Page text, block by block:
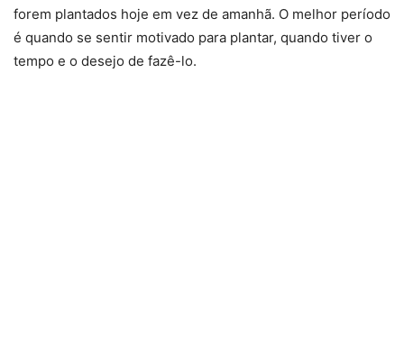
forem plantados hoje em vez de amanhã. O melhor período
é quando se sentir motivado para plantar, quando tiver o
tempo e o desejo de fazê-lo.